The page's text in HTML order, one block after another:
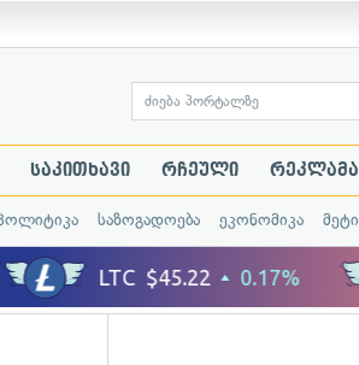
საკითხავი რჩეული რეკლამა
საზოგადოება ეკონომიკა მეტი